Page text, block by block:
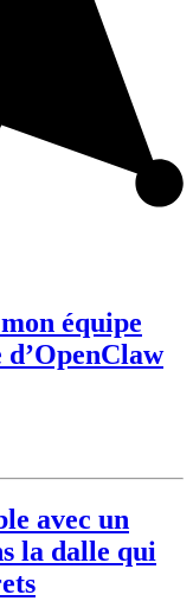
équipe
avec un
la dalle qui